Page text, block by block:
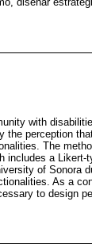
with
perception
The
a Likert-
of Sonora
As a
to design